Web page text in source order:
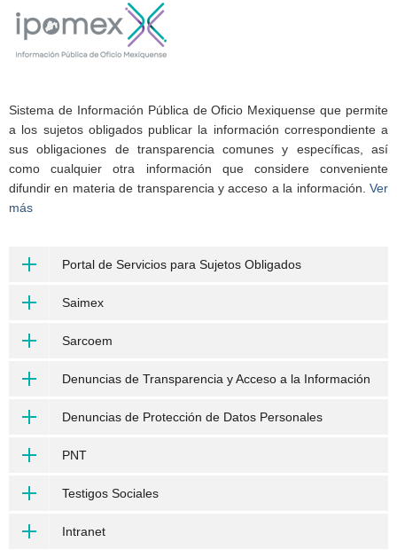
Sistema de Información Pública de Oficio Mexiquense que permite
a los sujetos obligados publicar la información correspondiente a
sus obligaciones de transparencia comunes y específicas, así
como cualquier otra información que considere conveniente
difundir en materia de transparencia y acceso a la información. Ver
más
Portal de Servicios para Sujetos Obligados
Saimex
Sarcoem
Denuncias de Transparencia y Acceso a la Información
Denuncias de Protección de Datos Personales
PNT
Testigos Sociales
Intranet